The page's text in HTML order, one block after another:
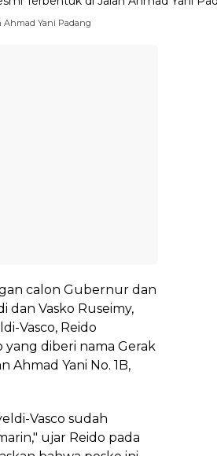
Ahmad Yani Padang
calon Gubernur dan
dan Vasko Ruseimy,
Vasco, Reido
diberi nama Gerak
Yani No. 1B,
Vasco sudah
ujar Reido pada